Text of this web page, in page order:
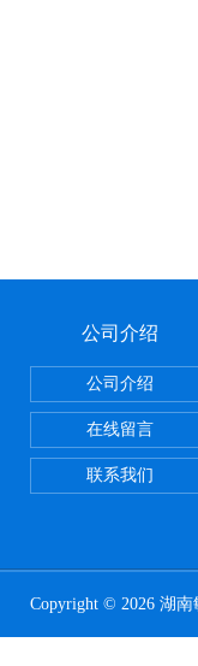
公司介绍
公司介绍
在线留言
联系我们
Copyright © 2026 湖